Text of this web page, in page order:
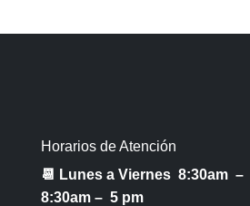
Horarios de Atención
📆 Lunes a Viernes 8:30am –
8:30am – 5 pm